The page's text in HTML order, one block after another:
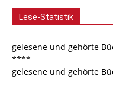
Lese-Statistik
gelesene und gehörte
****
gelesene und gehörte